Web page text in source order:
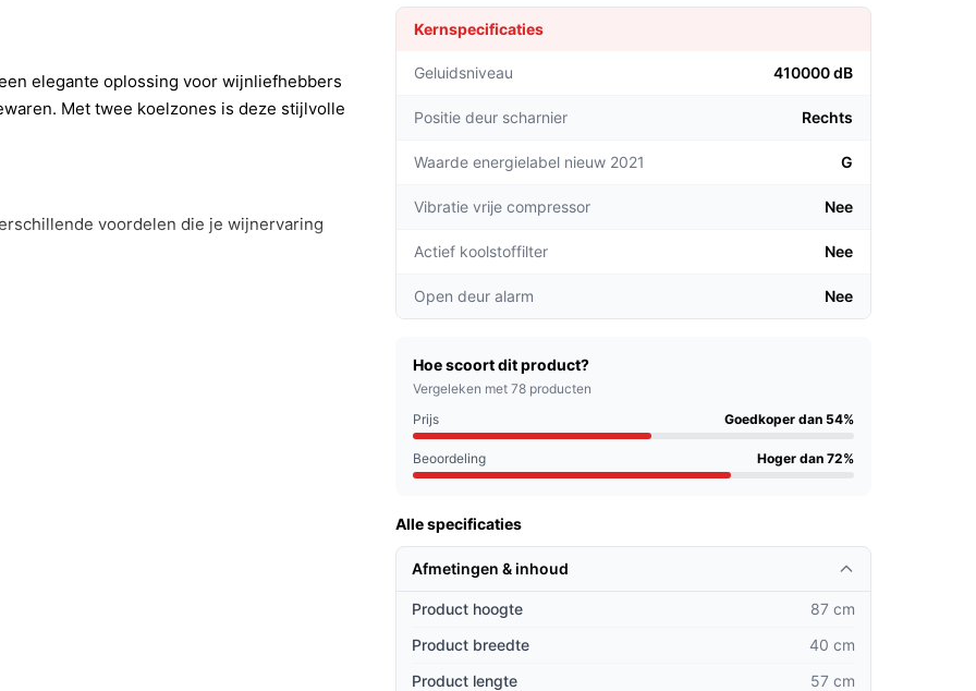
elegante oplossing voor wijnliefhebbers
Met twee koelzones is deze stijlvolle
voordelen die je wijnervaring
Kernspecificaties
Geluidsniveau 410000 dB
Positie deur scharnier Rechts
Waarde energielabel nieuw 2021 G
Vibratie vrije compressor Nee
Actief koolstoffilter Nee
Open deur alarm Nee
Hoe scoort dit product?
Vergeleken met 78 producten
Prijs
Goedkoper dan 54%
Beoordeling Hoger dan 72%
Alle specificaties
Afmetingen & inhoud
Product hoogte
87 cm
Product breedte
40 cm
Product lengte
57 cm